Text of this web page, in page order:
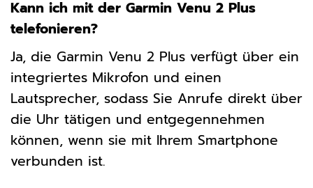
Kann ich mit der Garmin Venu 2 Plus
telefonieren?
Ja, die Garmin Venu 2 Plus verfügt über ein
integriertes Mikrofon und einen
Lautsprecher, sodass Sie Anrufe direkt über
die Uhr tätigen und entgegennehmen
können, wenn sie mit Ihrem Smartphone
verbunden ist.